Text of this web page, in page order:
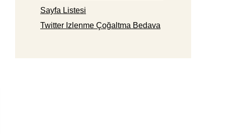
Sayfa Listesi
Twitter Izlenme Çoğaltma Bedava